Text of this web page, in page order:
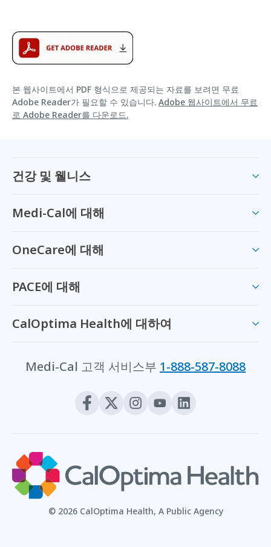
본 웹사이트에서 PDF 형식으로 제공되는 자료를 보려면 무료
Adobe Reader가 필요할 수 있습니다. Adobe 웹사이트에서 무료
로 Adobe Reader를 다운로드.
건강 및 웰니스
Medi-Cal에 대해
OneCare에 대해
PACE에 대해
CalOptima Health에 대하여
Medi-Cal 고객 서비스부 1-888-587-8088
© 2026 CalOptima Health, A Public Agency